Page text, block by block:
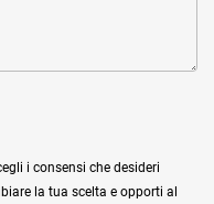
i consensi che desideri
la tua scelta e opporti al